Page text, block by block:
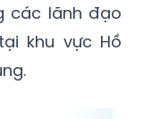
các lãnh đạo
khu vực Hồ